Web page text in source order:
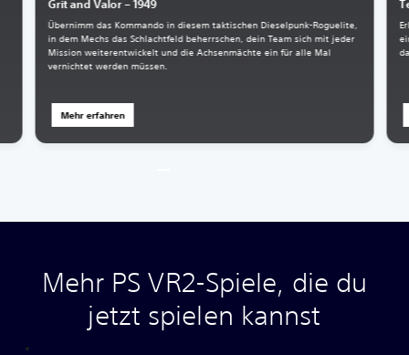
Grit and Valor – 1949
Übernimm das Kommando in diesem taktischen Dieselpunk-Roguelite,
in dem Mechs das Schlachtfeld beherrschen, dein Team sich mit jeder
Mission weiterentwickelt und die Achsenmächte ein für alle Mal
vernichtet werden müssen.
Mehr erfahren
Mehr PS VR2-Spiele, die du
jetzt spielen kannst